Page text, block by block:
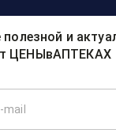
полезной и
ЦЕНЫвАПТЕКАХ